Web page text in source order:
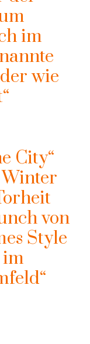
im
wie
City“
von
Style
im